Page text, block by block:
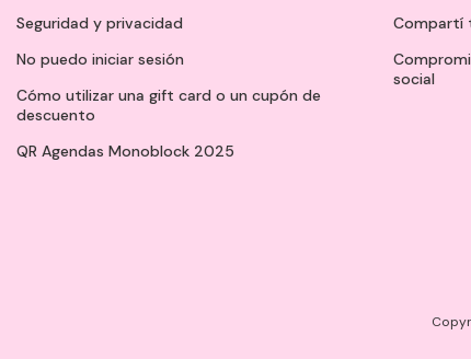
Seguridad y privacidad
No puedo iniciar sesión
Cómo utilizar una gift card o un cupón de
descuento
QR Agendas Monoblock 2025
Compartí
social